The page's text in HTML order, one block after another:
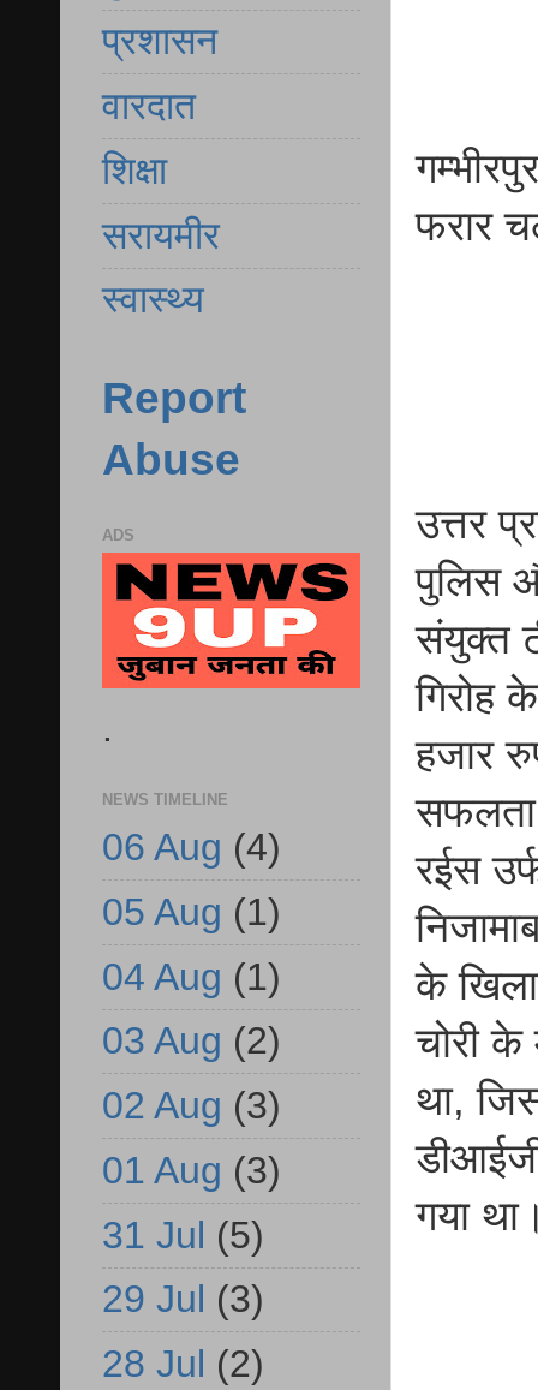
फरार
उत्तर
पुलिस
संयुक्त
गिरोह
हजार
सफलता
रईस
के
चोरी
था,
गया
प्रशासन
वारदात
शिक्षा
सरायमीर
स्वास्थ्य
Report
Abuse
ADS
.
NEWS TIMELINE
06 Aug (4)
05 Aug (1)
04 Aug (1)
03 Aug (2)
02 Aug (3)
01 Aug (3)
31 Jul (5)
29 Jul (3)
28 Jul (2)